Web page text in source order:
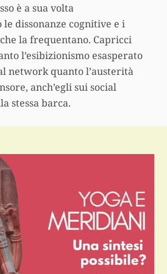
è a sua volta
dissonanze cognitive e i
la frequentano. Capricci
l’esibizionismo esasperato
network quanto l’austerità
anch’egli sui social
stessa barca.